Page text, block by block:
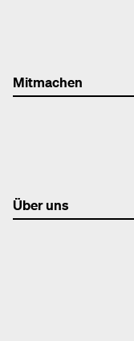
Mitmachen
Über uns